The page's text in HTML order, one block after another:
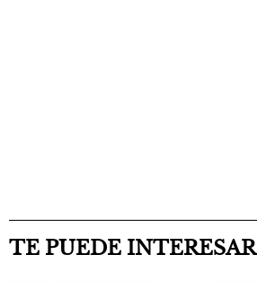
TE PUEDE INTERESAR